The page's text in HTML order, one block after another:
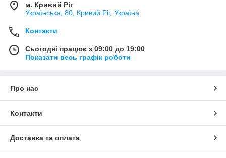
м. Кривий Ріг
Українська, 80, Кривий Ріг, Україна
Контакти
Сьогодні працює з 09:00 до 19:00
Показати весь графік роботи
Про нас
Контакти
Доставка та оплата